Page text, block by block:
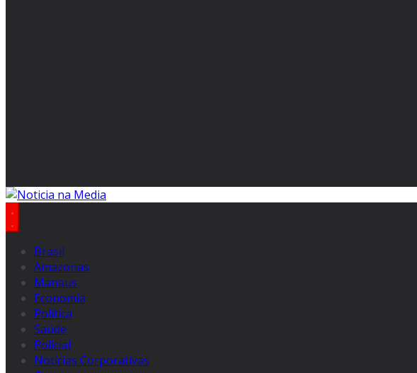
Brasil
Amazonas
Manaus
Economia
Politica
Saúde
Policial
Notícias Corporativas